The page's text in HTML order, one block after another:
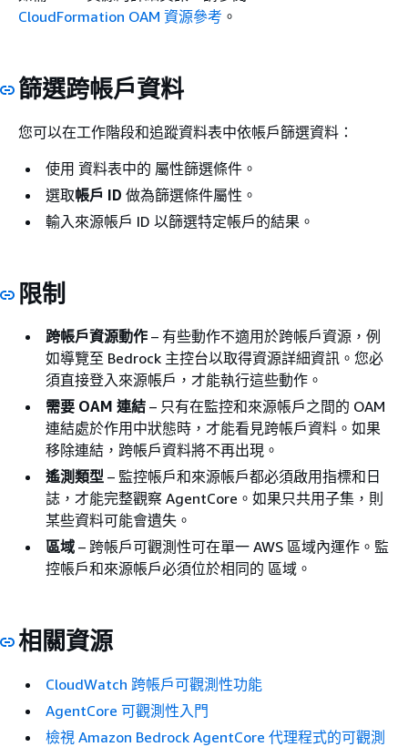
CloudFormation OAM 資源參考 。
篩選跨帳戶資料
您可以在工作階段和追蹤資料表中依帳戶篩選資料：
使用 資料表中的 屬性篩選條件。
選取帳戶 ID 做為篩選條件屬性。
輸入來源帳戶 ID 以篩選特定帳戶的結果。
限制
跨帳戶資源動作 – 有些動作不適用於跨帳戶資源，例
如導覽至 Bedrock 主控台以取得資源詳細資訊。您必
須直接登入來源帳戶，才能執行這些動作。
需要 OAM 連結 – 只有在監控和來源帳戶之間的 OAM
連結處於作用中狀態時，才能看見跨帳戶資料。如果
移除連結，跨帳戶資料將不再出現。
遙測類型 – 監控帳戶和來源帳戶都必須啟用指標和日
誌，才能完整觀察 AgentCore。如果只共用子集，則
某些資料可能會遺失。
區域 – 跨帳戶可觀測性可在單一 AWS 區域內運作。監
控帳戶和來源帳戶必須位於相同的 區域。
相關資源
CloudWatch 跨帳戶可觀測性功能
AgentCore 可觀測性入門
檢視 Amazon Bedrock AgentCore 代理程式的可觀測